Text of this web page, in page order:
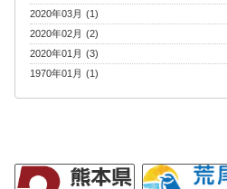
2020年03月 (1)
2020年02月 (2)
2020年01月 (3)
1970年01月 (1)